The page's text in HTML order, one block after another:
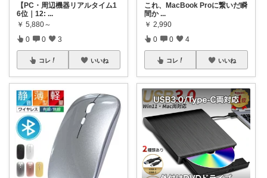
【PC・周辺機器リアルタイム1
6位｜12: ...
￥ 5,880～
0 0 3
コレ いいね
これ、MacBook Proに繋いだ瞬
間か ...
￥ 2,990
0 0 4
コレ いいね